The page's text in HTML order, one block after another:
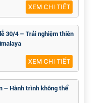
XEM CHI TIẾT
30/4 – Trải nghiệm thiên
XEM CHI TIẾT
– Hành trình không thể